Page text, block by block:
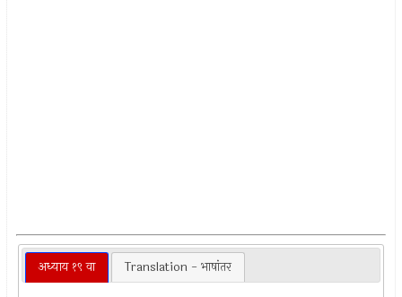
अध्याय १९ वा Translation - भाषांतर